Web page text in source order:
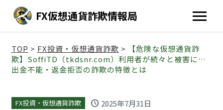
FX仮想通貨詐欺情報局
TOP > FX投資・仮想通貨詐欺 >
【危険な仮想通貨詐
欺】SoffiTD（tkdsnr.com）利用者が続々と被害に…
出金不能・返金拒否の詐欺の特徴とは
FX投資・仮想通貨詐欺 schedule 2025年7月31日